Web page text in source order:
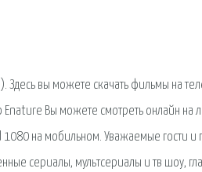
вы можете скачать фильмы на
Вы можете смотреть онлайн на
на мобильном. Уважаемые гости и
сериалы, мультсериалы и тв шоу,